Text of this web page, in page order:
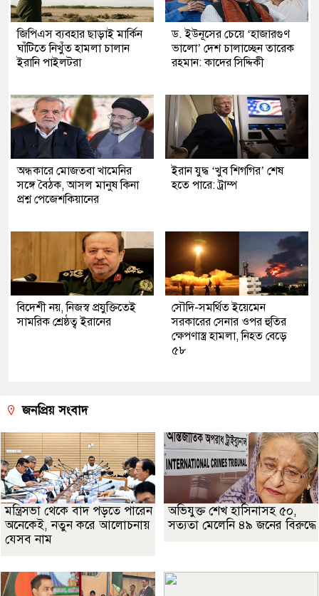
জিপিএস ব্যবহার ছাড়াই মার্কিন
ঘাঁটিতে নিখুঁত হামলা চালান
ইরানি পাইলটরা
ড. ইউনূসের চেয়ে ‘হাজারগুণ
ভালো’ দেশ চালাচ্ছেন তারেক
রহমান: কাদের সিদ্দিকী
অন্ধকারে মোজতবা খামেনির
সঙ্গে বৈঠক, আসল মানুষ কিনা
প্রশ্ন পেজেশকিয়ানের
ইরান যুদ্ধ ‘খুব শিগগির’ শেষ
হতে পারে: ট্রাম্প
বিদেশী নয়, নিজস্ব প্রযুক্তিতেই
সামরিক শ্রেষ্ঠত্ব ইরানের
সৌদি-সমর্থিত ইয়েমেন
সরকারের সেনার ওপর হুতির
ক্ষেপণাস্ত্র হামলা, নিহত বেড়ে
৫৮
জনপ্রিয় সংবাদ
মন্ত্রিসভা থেকে বাদ পড়তে পারেন
অনেকেই, নতুন করে আলোচনায়
যেসব নাম
অভিযুক্ত শেখ হাসিনাসহ ৫০,
সত্যতা মেলেনি ৪৯ জনের বিরুদ্ধে